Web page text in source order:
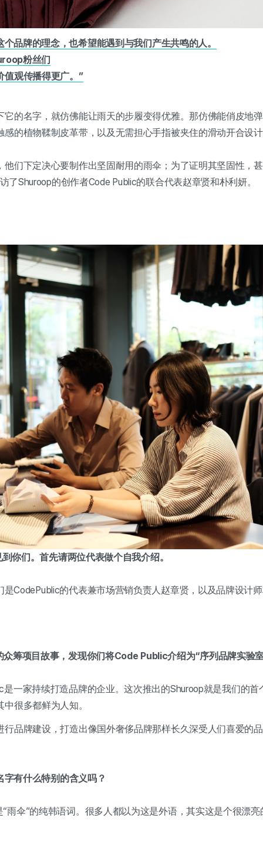
个品牌的理念，也希望能遇到与我们产生共鸣的人。
粉丝们
值观传播得更广。”
它的名字，就仿佛能让雨天的步履变得优雅。那仿佛能俏皮地
感的植物鞣制皮革带，以及无需担心手指被夹住的滑动开合设
他们下定决心要制作出坚固耐用的雨伞；为了证明其坚固性，
Shuroop的创作者Code Public的联合代表赵章贤和朴利妍。
你们。首先请两位代表做个自我介绍。
是CodePublic的代表兼市场营销负责人赵章贤，以及品牌设计
众筹项目故事，发现你们将Code Public介绍为“序列品牌实验
是一家持续打造品牌的企业。这次推出的Shuroop就是我们的
很多都鲜为人知。
行品牌建设，打造出像国外奢侈品牌那样长久深受人们喜爱的
有什么特别的含义吗？
“雨伞”的纯韩语词。很多人都以为这是外语，其实这是个很漂